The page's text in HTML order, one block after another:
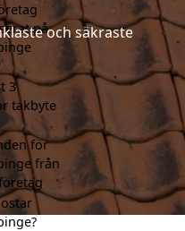
och säkraste
på
3
takbyte
för
från